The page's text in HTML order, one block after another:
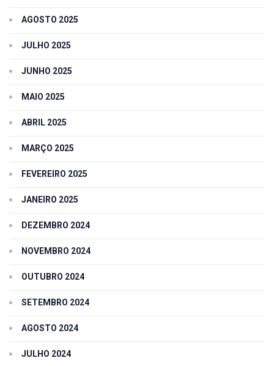
AGOSTO 2025
JULHO 2025
JUNHO 2025
MAIO 2025
ABRIL 2025
MARÇO 2025
FEVEREIRO 2025
JANEIRO 2025
DEZEMBRO 2024
NOVEMBRO 2024
OUTUBRO 2024
SETEMBRO 2024
AGOSTO 2024
JULHO 2024